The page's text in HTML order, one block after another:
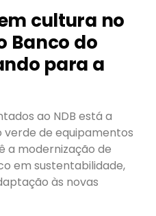
cultura no
Banco do
para a
ao NDB está a
de equipamentos
a modernização de
em sustentabilidade,
às novas